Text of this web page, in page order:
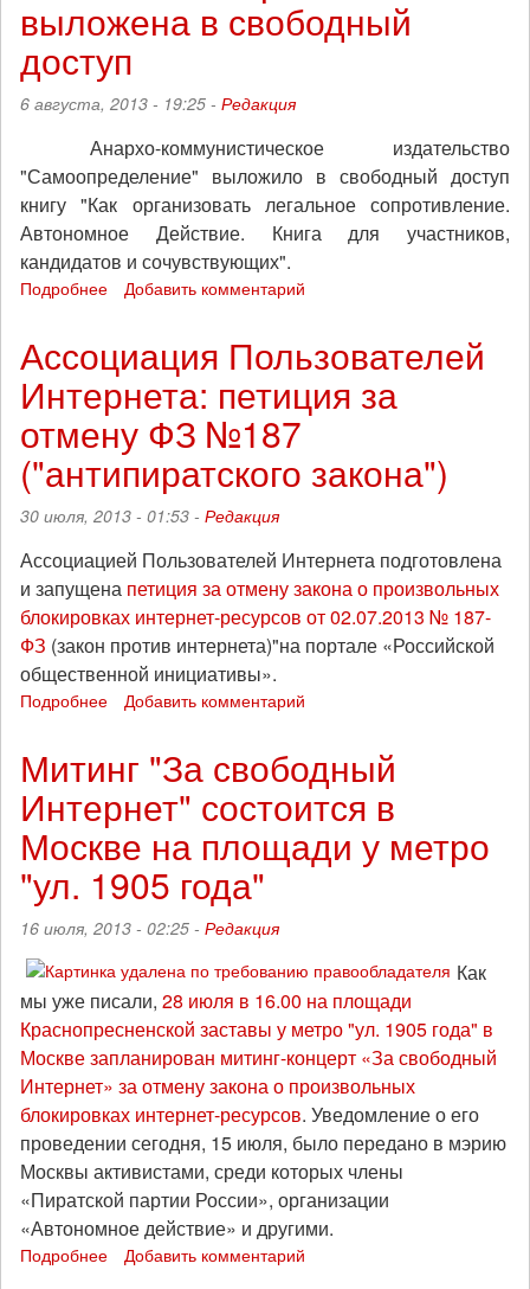
зина
"Молот
Ведьм"
выложена в свободный
доступ
6 августа, 2013 - 19:25 - Редакция
Анархо-коммунистическое издательство
"Самоопределение" выложило в свободный доступ
книгу "Как организовать легальное сопротивление.
Автономное Действие. Книга для участников,
кандидатов и сочувствующих".
Подробнее
организовать
легальное
сопротивление"
выложена
в
свободный
Добавить комментарий
Ассоциация Пользователей
Интернета: петиция за
отмену ФЗ №187
("антипиратского закона")
30 июля, 2013 - 01:53 - Редакция
Ассоциацией Пользователей Интернета подготовлена
и запущена петиция за отмену закона о произвольных
блокировках интернет-ресурсов от 02.07.2013 № 187-
ФЗ (закон против интернета)"на портале «Российской
общественной инициативы».
Подробнее
Интернета:
за
отмену
ФЗ
№187
("антипиратского
закона")
Добавить комментарий
Митинг "За свободный
Интернет" состоится в
Москве на площади у метро
"ул. 1905 года"
16 июля, 2013 - 02:25 - Редакция
Как
мы уже писали, 28 июля в 16.00 на площади
Краснопресненской заставы у метро "ул. 1905 года" в
Москве запланирован митинг-концерт «За свободный
Интернет» за отмену закона о произвольных
блокировках интернет-ресурсов. Уведомление о его
проведении сегодня, 15 июля, было передано в мэрию
Москвы активистами, среди которых члены
«Пиратской партии России», организации
«Автономное действие» и другими.
Подробнее Добавить комментарий